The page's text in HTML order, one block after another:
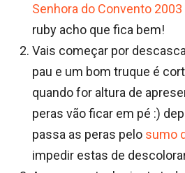
Senhora do Convento 2003
ruby acho que fica bem!
Vais começar por
pau e um bom truque é
quando for altura de
peras vão ficar em pé :)
passa as peras pelo sumo
impedir estas de